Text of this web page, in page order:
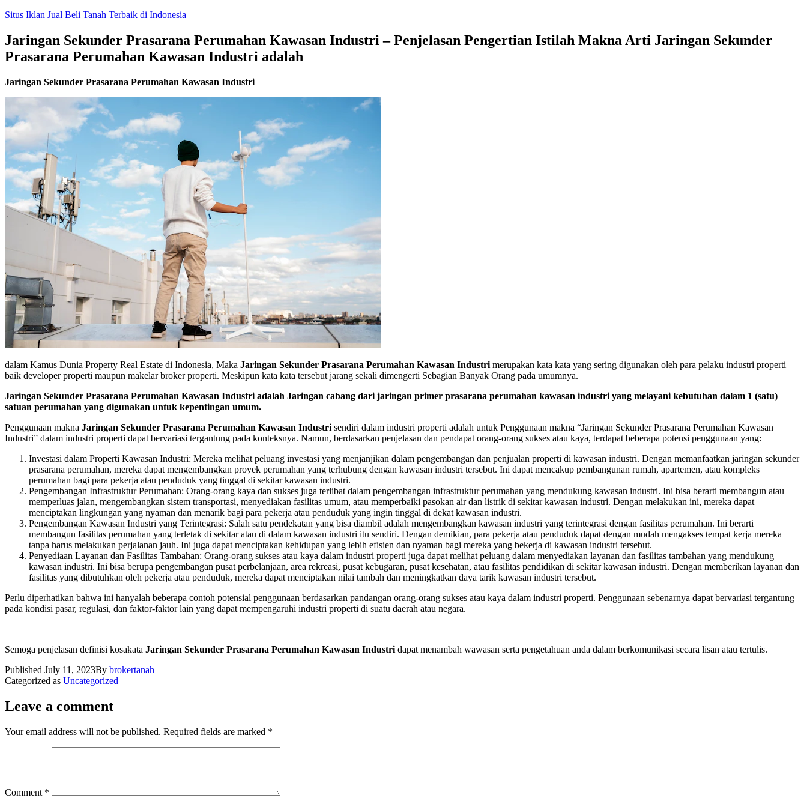
Skip
content
Situs Iklan Jual Beli Tanah Terbaik di Indonesia
Jaringan Sekunder Prasarana Perumahan Kawasan Industri – Penjelasan Pengertian Istilah Makna Arti Jaringan Sekunder
Prasarana Perumahan Kawasan Industri adalah
Jaringan Sekunder Prasarana Perumahan Kawasan Industri
dalam Kamus Dunia Property Real Estate di Indonesia, Maka Jaringan Sekunder Prasarana Perumahan Kawasan Industri merupakan kata kata yang sering digunakan oleh para pelaku industri properti
baik developer properti maupun makelar broker properti. Meskipun kata kata tersebut jarang sekali dimengerti Sebagian Banyak Orang pada umumnya.
Jaringan Sekunder Prasarana Perumahan Kawasan Industri adalah Jaringan cabang dari jaringan primer prasarana perumahan kawasan industri yang melayani kebutuhan dalam 1 (satu)
satuan perumahan yang digunakan untuk kepentingan umum.
Penggunaan makna Jaringan Sekunder Prasarana Perumahan Kawasan Industri sendiri dalam industri properti adalah untuk Penggunaan makna “Jaringan Sekunder Prasarana Perumahan Kawasan
Industri” dalam industri properti dapat bervariasi tergantung pada konteksnya. Namun, berdasarkan penjelasan dan pendapat orang-orang sukses atau kaya, terdapat beberapa potensi penggunaan yang:
Investasi dalam Properti Kawasan Industri: Mereka melihat peluang investasi yang menjanjikan dalam pengembangan dan penjualan properti di kawasan industri. Dengan memanfaatkan jaringan sekunder
prasarana perumahan, mereka dapat mengembangkan proyek perumahan yang terhubung dengan kawasan industri tersebut. Ini dapat mencakup pembangunan rumah, apartemen, atau kompleks
perumahan bagi para pekerja atau penduduk yang tinggal di sekitar kawasan industri.
Pengembangan Infrastruktur Perumahan: Orang-orang kaya dan sukses juga terlibat dalam pengembangan infrastruktur perumahan yang mendukung kawasan industri. Ini bisa berarti membangun atau
memperluas jalan, mengembangkan sistem transportasi, menyediakan fasilitas umum, atau memperbaiki pasokan air dan listrik di sekitar kawasan industri. Dengan melakukan ini, mereka dapat
menciptakan lingkungan yang nyaman dan menarik bagi para pekerja atau penduduk yang ingin tinggal di dekat kawasan industri.
Pengembangan Kawasan Industri yang Terintegrasi: Salah satu pendekatan yang bisa diambil adalah mengembangkan kawasan industri yang terintegrasi dengan fasilitas perumahan. Ini berarti
membangun fasilitas perumahan yang terletak di sekitar atau di dalam kawasan industri itu sendiri. Dengan demikian, para pekerja atau penduduk dapat dengan mudah mengakses tempat kerja mereka
tanpa harus melakukan perjalanan jauh. Ini juga dapat menciptakan kehidupan yang lebih efisien dan nyaman bagi mereka yang bekerja di kawasan industri tersebut.
Penyediaan Layanan dan Fasilitas Tambahan: Orang-orang sukses atau kaya dalam industri properti juga dapat melihat peluang dalam menyediakan layanan dan fasilitas tambahan yang mendukung
kawasan industri. Ini bisa berupa pengembangan pusat perbelanjaan, area rekreasi, pusat kebugaran, pusat kesehatan, atau fasilitas pendidikan di sekitar kawasan industri. Dengan memberikan layanan dan
fasilitas yang dibutuhkan oleh pekerja atau penduduk, mereka dapat menciptakan nilai tambah dan meningkatkan daya tarik kawasan industri tersebut.
Perlu diperhatikan bahwa ini hanyalah beberapa contoh potensial penggunaan berdasarkan pandangan orang-orang sukses atau kaya dalam industri properti. Penggunaan sebenarnya dapat bervariasi tergantung
pada kondisi pasar, regulasi, dan faktor-faktor lain yang dapat mempengaruhi industri properti di suatu daerah atau negara.
Semoga penjelasan definisi kosakata Jaringan Sekunder Prasarana Perumahan Kawasan Industri dapat menambah wawasan serta pengetahuan anda dalam berkomunikasi secara lisan atau tertulis.
Published July 11, 2023By brokertanah
Categorized as Uncategorized
Leave a comment
Your email address will not be published. Required fields are marked *
Comment *